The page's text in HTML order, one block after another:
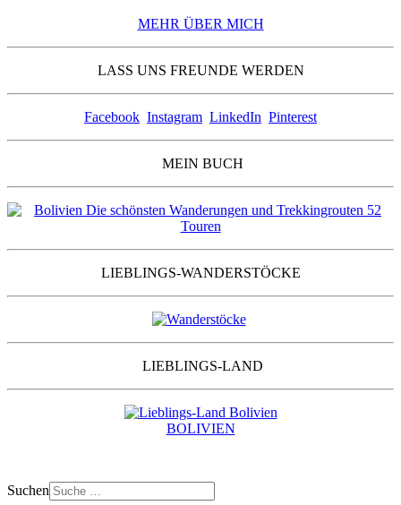
MEHR ÜBER MICH
LASS UNS FREUNDE WERDEN
Facebook Instagram LinkedIn Pinterest
MEIN BUCH
LIEBLINGS-WANDERSTÖCKE
LIEBLINGS-LAND
BOLIVIEN
Suchen